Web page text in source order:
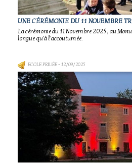
UNE CÉRÉMONIE DU 11 NOVEMBRE
La cérémonie du 11 Novembre 2025 , au
longue qu'à l'accoutumée.
ECOLE PRIVÉE- 12/09/2025